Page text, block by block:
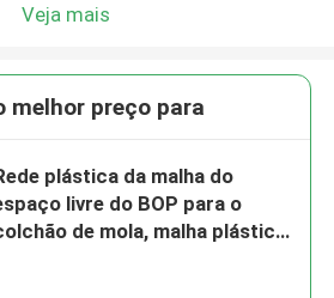
Veja mais
melhor preço para
plástica da malha do
livre do BOP para o
de mola, malha plástica